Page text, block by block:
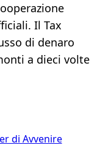
Il Tax
di denaro
a dieci volte
di Avvenire